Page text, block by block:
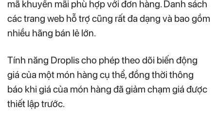
mã khuyến mãi phù hợp với đơn hàng. Danh sách
các trang web hỗ trợ cũng rất đa dạng và bao gồm
nhiều hãng bán lẻ lớn.
Tính năng Droplis cho phép theo dõi biến động
giá của một món hàng cụ thể, đồng thời thông
báo khi giá của món hàng đã giảm chạm giá được
thiết lập trước.